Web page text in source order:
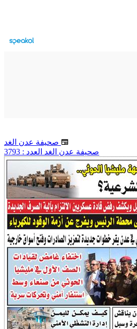
صحيفة عدن الغد العدد : 3793